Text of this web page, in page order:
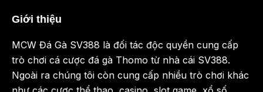
Giới thiệu
MCW Đá Gà SV388 là đối tác độc quyền cung cấp
trò chơi cá cược đá gà Thomo từ nhà cái SV388.
Ngoài ra chúng tôi còn cung cấp nhiều trò chơi khác